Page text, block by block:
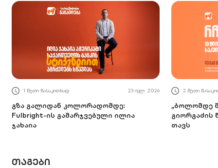
1 წუთი წასაკითხად 23 ივლ. 2026
გზა გალიდან კოლორადომდე:
Fulbright-ის გამარჯვებული ილია
ჯახაია
2 წუთი
„ბოლომდე
გიორგაძის
თავს
ᲗᲐᲒᲔᲑᲘ